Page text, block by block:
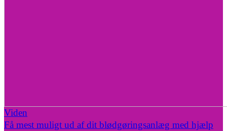
Viden
Få mest muligt ud af dit blødgøringsanlæg med hjælp